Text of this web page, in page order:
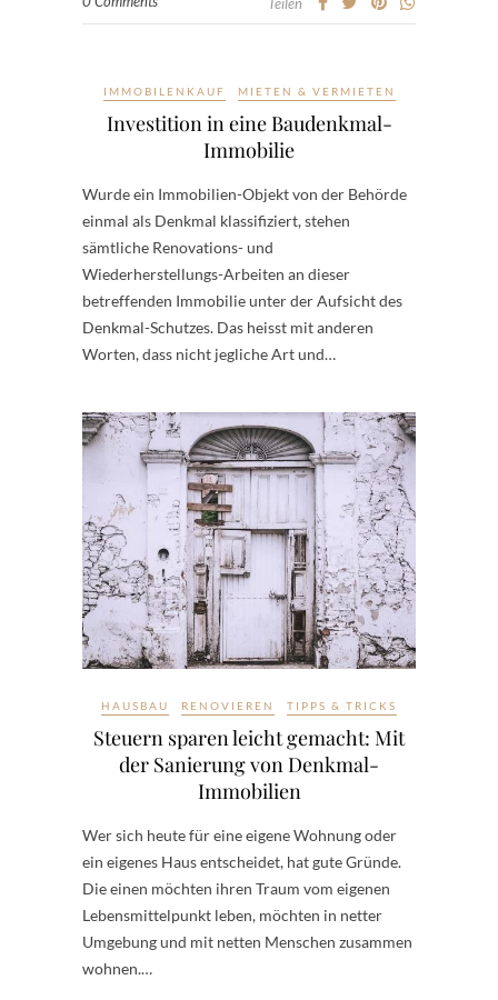
IMMOBILENKAUF MIETEN & VERMIETEN
Investition in eine Baudenkmal-
Immobilie
Wurde ein Immobilien-Objekt von der Behörde
einmal als Denkmal klassifiziert, stehen
sämtliche Renovations- und
Wiederherstellungs-Arbeiten an dieser
betreffenden Immobilie unter der Aufsicht des
Denkmal-Schutzes. Das heisst mit anderen
Worten, dass nicht jegliche Art und…
HAUSBAU RENOVIEREN TIPPS & TRICKS
Steuern sparen leicht gemacht: Mit
der Sanierung von Denkmal-
Immobilien
Wer sich heute für eine eigene Wohnung oder
ein eigenes Haus entscheidet, hat gute Gründe.
Die einen möchten ihren Traum vom eigenen
Lebensmittelpunkt leben, möchten in netter
Umgebung und mit netten Menschen zusammen
wohnen.…